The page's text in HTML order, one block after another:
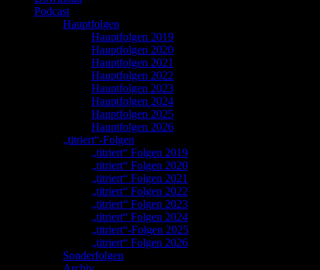
Podcast
Hauptfolgen
Hauptfolgen 2019
Hauptfolgen 2020
Hauptfolgen 2021
Hauptfolgen 2022
Hauptfolgen 2023
Hauptfolgen 2024
Hauptfolgen 2025
Hauptfolgen 2026
„titriert“-Folgen
„titriert“ Folgen 2019
„titriert“ Folgen 2020
„titriert“ Folgen 2021
„titriert“ Folgen 2022
„titriert“ Folgen 2023
„titriert“ Folgen 2024
„titriert“-Folgen 2025
„titriert“ Folgen 2026
Sonderfolgen